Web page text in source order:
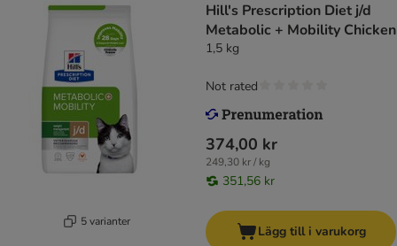
5 varianter
Hill's Prescription Diet j/d
Metabolic + Mobility Chicken
1,5 kg
374,00 kr
249,30 kr / kg
351,56 kr
Not rated
Lägg till i varukorg